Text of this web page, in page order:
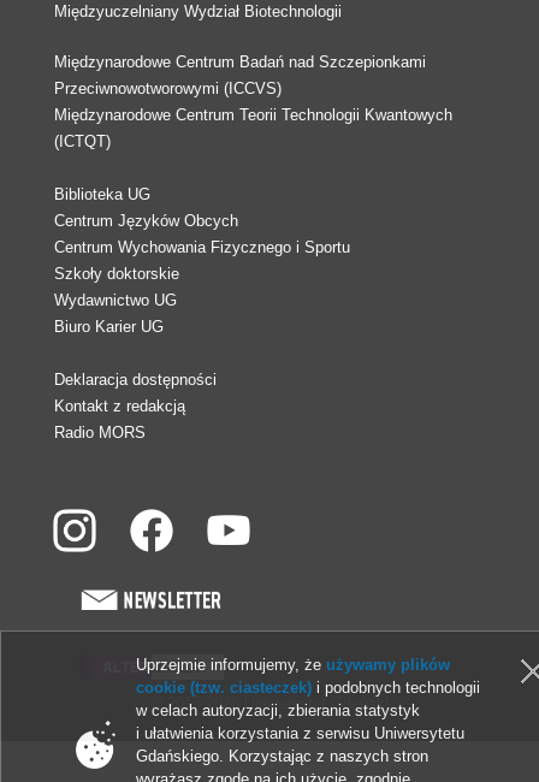
Międzyuczelniany Wydział Biotechnologii
Międzynarodowe Centrum Badań nad Szczepionkami
Przeciwnowotworowymi (ICCVS)
Międzynarodowe Centrum Teorii Technologii Kwantowych
(ICTQT)
Biblioteka UG
Centrum Języków Obcych
Centrum Wychowania Fizycznego i Sportu
Szkoły doktorskie
Wydawnictwo UG
Biuro Karier UG
Deklaracja dostępności
Kontakt z redakcją
Radio MORS
© 2013-2026 Uniwersytet Gdański
Uprzejmie informujemy, że używamy plików
cookie (tzw. ciasteczek) i podobnych technologii
w celach autoryzacji, zbierania statystyk
i ułatwienia korzystania z serwisu Uniwersytetu
Gdańskiego. Korzystając z naszych stron